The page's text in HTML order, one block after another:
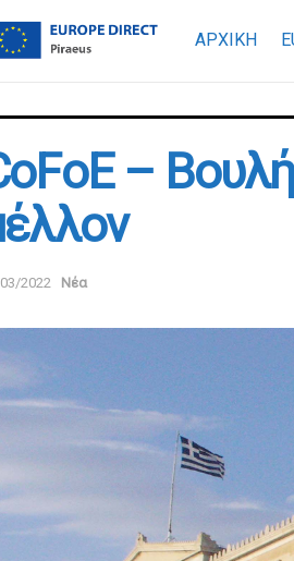
ΑΡΧΙΚΗ
–
2022 Νέα